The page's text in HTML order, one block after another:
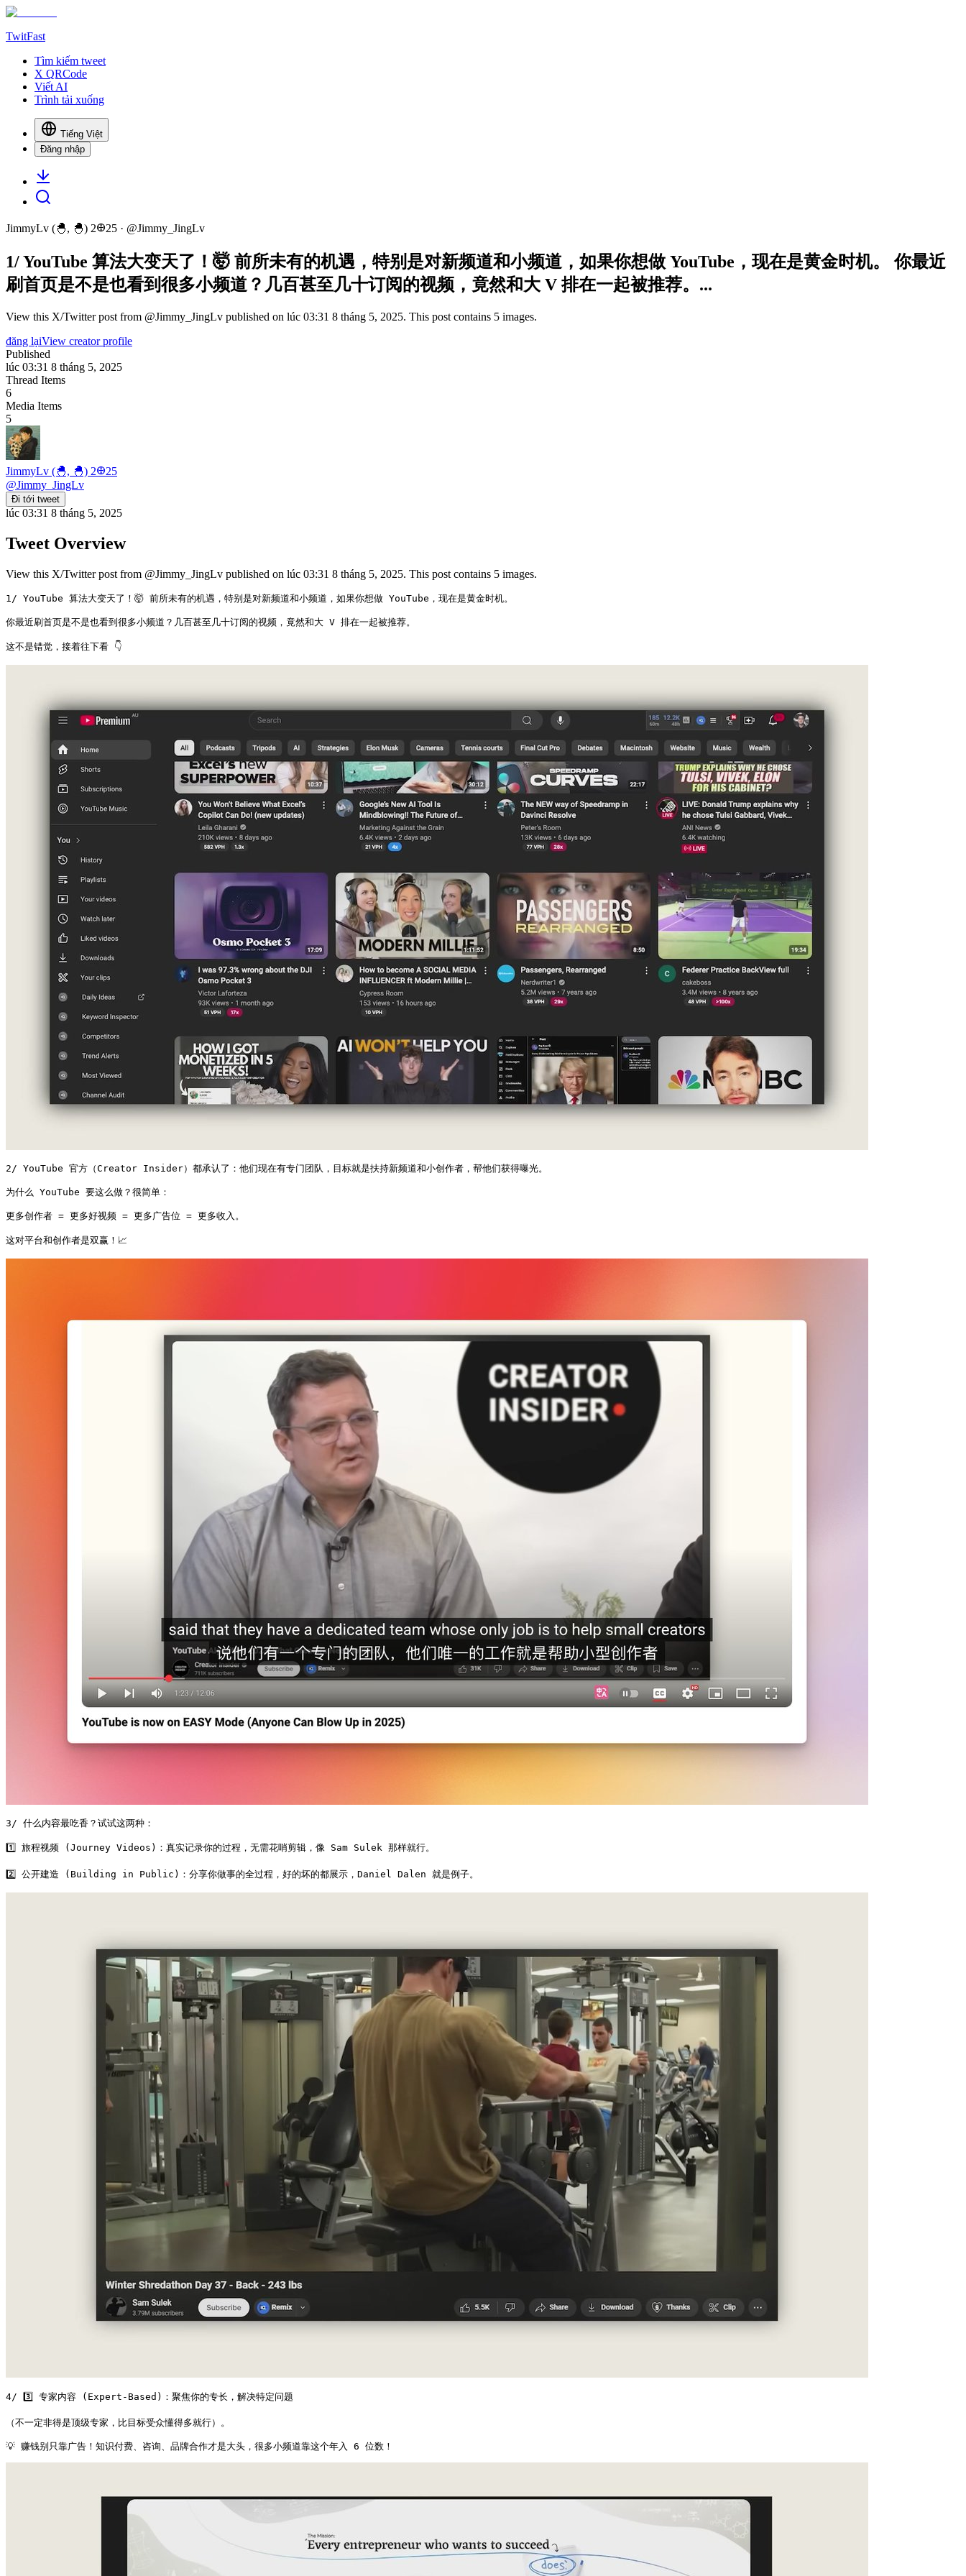
TwitFast
Tìm kiếm tweet
X QRCode
Viết AI
Trình tải xuống
Tiếng Việt
Đăng nhập
JimmyLv (🐣, 🐣) 2𐃏25 · @Jimmy_JingLv
1/ YouTube 算法大变天了！🤯 前所未有的机遇，特别是对新频道和小频道，如果你想做 YouTube，现在是黄金时机。 你最近
刷首页是不是也看到很多小频道？几百甚至几十订阅的视频，竟然和大 V 排在一起被推荐。...
View this X/Twitter post from @Jimmy_JingLv published on lúc 03:31 8 tháng 5, 2025. This post contains 5 images.
đăng lạiView creator profile
Published
lúc 03:31 8 tháng 5, 2025
Thread Items
6
Media Items
5
JimmyLv (🐣, 🐣) 2𐃏25
@Jimmy_JingLv
Đi tới tweet
lúc 03:31 8 tháng 5, 2025
Tweet Overview
View this X/Twitter post from @Jimmy_JingLv published on lúc 03:31 8 tháng 5, 2025. This post contains 5 images.
1/ YouTube 算法大变天了！🤯 前所未有的机遇，特别是对新频道和小频道，如果你想做 YouTube，现在是黄金时机。
你最近刷首页是不是也看到很多小频道？几百甚至几十订阅的视频，竟然和大 V 排在一起被推荐。
这不是错觉，接着往下看 👇
2/ YouTube 官方（Creator Insider）都承认了：他们现在有专门团队，目标就是扶持新频道和小创作者，帮他们获得曝光。
为什么 YouTube 要这么做？很简单：
更多创作者 = 更多好视频 = 更多广告位 = 更多收入。
这对平台和创作者是双赢！📈
3/ 什么内容最吃香？试试这两种：
1️⃣ 旅程视频 (Journey Videos)：真实记录你的过程，无需花哨剪辑，像 Sam Sulek 那样就行。
2️⃣ 公开建造 (Building in Public)：分享你做事的全过程，好的坏的都展示，Daniel Dalen 就是例子。
4/ 3️⃣ 专家内容 (Expert-Based)：聚焦你的专长，解决特定问题
（不一定非得是顶级专家，比目标受众懂得多就行）。
💡 赚钱别只靠广告！知识付费、咨询、品牌合作才是大头，很多小频道靠这个年入 6 位数！